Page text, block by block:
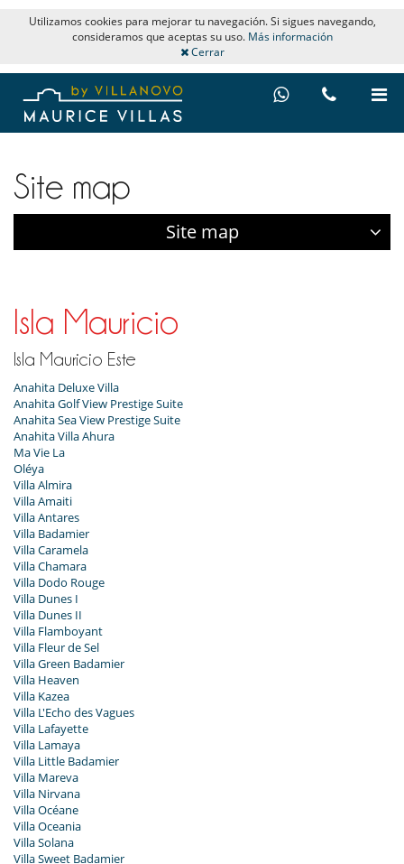
Utilizamos cookies para mejorar tu navegación. Si sigues navegando,
consideramos que aceptas su uso. Más información
Cerrar
Site map
Site map
Isla Mauricio
Isla Mauricio Este
Anahita Deluxe Villa
Anahita Golf View Prestige Suite
Anahita Sea View Prestige Suite
Anahita Villa Ahura
Ma Vie La
Oléya
Villa Almira
Villa Amaiti
Villa Antares
Villa Badamier
Villa Caramela
Villa Chamara
Villa Dodo Rouge
Villa Dunes I
Villa Dunes II
Villa Flamboyant
Villa Fleur de Sel
Villa Green Badamier
Villa Heaven
Villa Kazea
Villa L'Echo des Vagues
Villa Lafayette
Villa Lamaya
Villa Little Badamier
Villa Mareva
Villa Nirvana
Villa Océane
Villa Oceania
Villa Solana
Villa Sweet Badamier